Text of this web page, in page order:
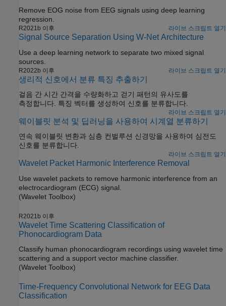
Remove EOG noise from EEG signals using deep learning
regression.
R2021b 이후 라이브 스크립트 열기
Signal Source Separation Using W-Net Architecture
Use a deep learning network to separate two mixed signal
sources.
R2022b 이후 라이브 스크립트 열기
생리적 신호에서 분류 특징 추출하기
걸음 간 시간 간격을 수량화하고 걷기 패턴의 유사도를
측정합니다. 특징 벡터를 생성하여 신호를 분류합니다.
라이브 스크립트 열기
웨이블릿 분석 및 딥러닝을 사용하여 시계열 분류하기
연속 웨이블릿 변환과 심층 컨벌루션 신경망을 사용하여 심전도
신호를 분류합니다.
라이브 스크립트 열기
Wavelet Packet Harmonic Interference Removal
Use wavelet packets to remove harmonic interference from an
electrocardiogram (ECG) signal.
(Wavelet Toolbox)
R2021b 이후
Wavelet Time Scattering Classification of
Phonocardiogram Data
Classify human phonocardiogram recordings using wavelet time
scattering and a support vector machine classifier.
(Wavelet Toolbox)
Time-Frequency Convolutional Network for EEG Data
Classification